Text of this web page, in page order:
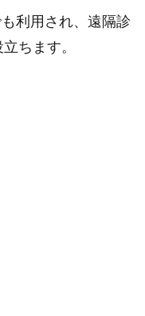
利用され、遠隔診
ちます。